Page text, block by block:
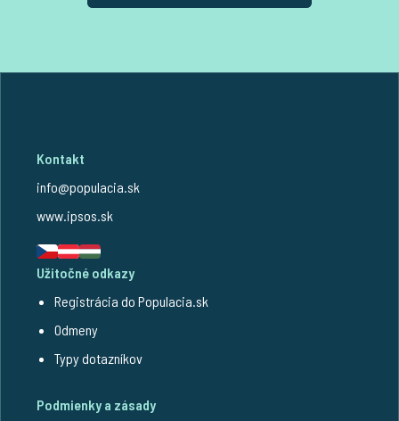
Kontakt
info@populacia.sk
www.ipsos.sk
Užitočné odkazy
Registrácia do Populacia.sk
Odmeny
Typy dotazníkov
Podmienky a zásady